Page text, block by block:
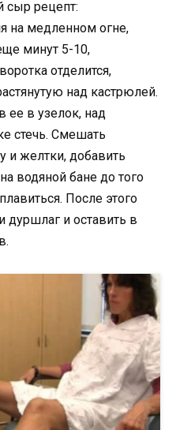
сыр рецепт:
на медленном огне,
минут 5-10,
отделится,
над кастрюлей.
ее в узелок, над
стечь. Смешать
и желтки, добавить
водяной бане до того
После этого
и оставить в